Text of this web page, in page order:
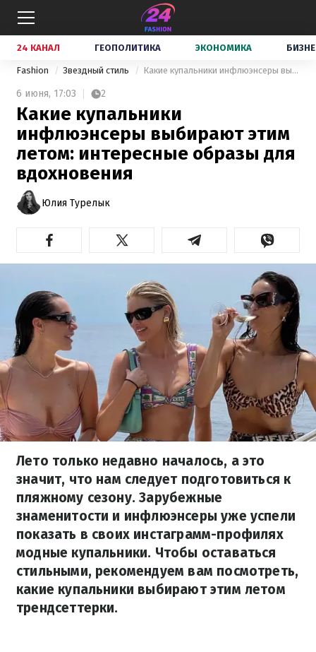
24 КАНАЛ ГЕОПОЛИТИКА ЭКОНОМИКА
Fashion Звездный стиль Какие купальники инфлюэнсеры выбирают этим летом: интересные образы для вдохновения
6 июня, 17:03 2
Какие купальники
инфлюэнсеры выбирают этим
летом: интересные образы для
вдохновения
Юлия Турелык
Лето только недавно началось, а это
значит, что нам следует подготовиться к
пляжному сезону. Зарубежные
знаменитости и инфлюэнсеры уже успели
показать в своих инстаграмм-профилях
модные купальники. Чтобы оставаться
стильными, рекомендуем вам посмотреть,
какие купальники выбирают этим летом
трендсеттерки.